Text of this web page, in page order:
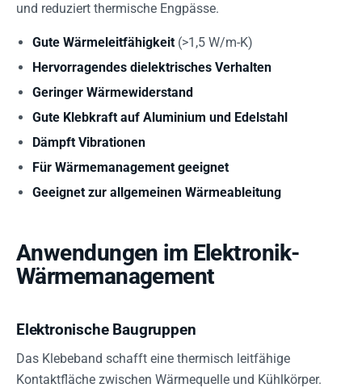
und reduziert thermische Engpässe.
Gute Wärmeleitfähigkeit (>1,5 W/m-K)
Hervorragendes dielektrisches Verhalten
Geringer Wärmewiderstand
Gute Klebkraft auf Aluminium und Edelstahl
Dämpft Vibrationen
Für Wärmemanagement geeignet
Geeignet zur allgemeinen Wärmeableitung
Anwendungen im Elektronik-
Wärmemanagement
Elektronische Baugruppen
Das Klebeband schafft eine thermisch leitfähige
Kontaktfläche zwischen Wärmequelle und Kühlkörper.